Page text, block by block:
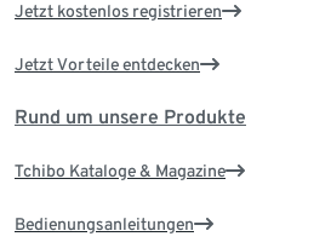
Jetzt kostenlos registrieren
Jetzt Vorteile entdecken
Rund um unsere Produkte
Tchibo Kataloge & Magazine
Bedienungsanleitungen